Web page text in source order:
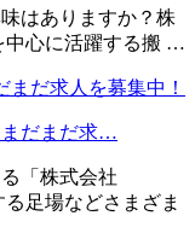
はありますか？株
中心に活躍する搬 …
まだまだ求…
「株式会社
足場などさまざま